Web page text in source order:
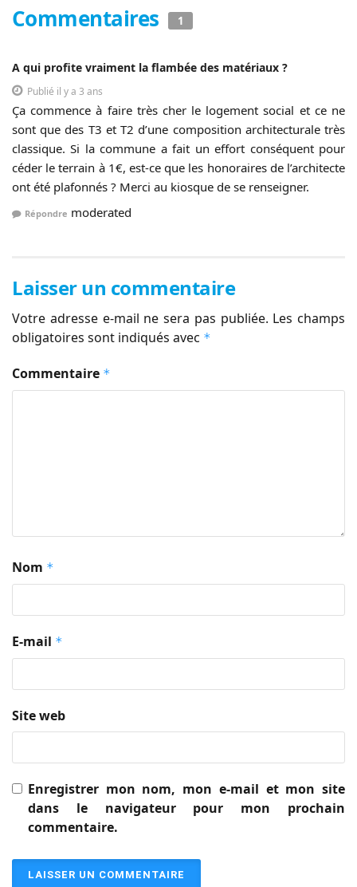
Commentaires 1
A qui profite vraiment la flambée des matériaux ?
Publié il y a 3 ans
Ça commence à faire très cher le logement social et ce ne
sont que des T3 et T2 d’une composition architecturale très
classique. Si la commune a fait un effort conséquent pour
céder le terrain à 1€, est-ce que les honoraires de l’architecte
ont été plafonnés ? Merci au kiosque de se renseigner.
Répondre moderated
Laisser un commentaire
Votre adresse e-mail ne sera pas publiée. Les champs
obligatoires sont indiqués avec *
Commentaire *
Nom *
E-mail *
Site web
Enregistrer mon nom, mon e-mail et mon site
dans le navigateur pour mon prochain
commentaire.